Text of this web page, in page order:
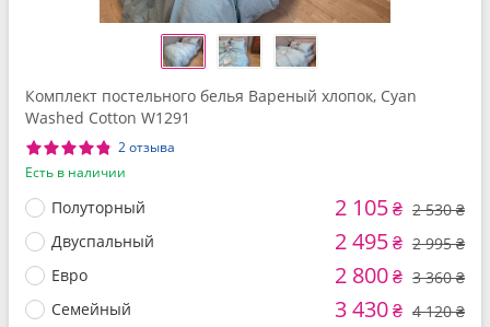
Комплект постельного белья Вареный хлопок, Cyan
Washed Cotton W1291
2 отзыва
Есть в наличии
Полуторный 2 105₴ 2 530 ₴
Двуспальный
2 495₴ 2 995 ₴
Евро
2 800₴ 3 360 ₴
Семейный
3 430₴ 4 120 ₴